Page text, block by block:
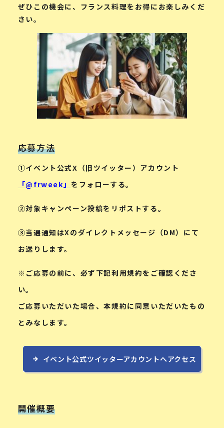
ぜひこの機会に、フランス料理をお得にお楽しみくだ
さい。
応募方法
①イベント公式X（旧ツイッター）アカウント
「@frweek」をフォローする。
②対象キャンペーン投稿をリポストする。
③当選通知はXのダイレクトメッセージ（DM）にて
お送りします。
※ご応募の前に、必ず下記利用規約をご確認くださ
い。
ご応募いただいた場合、本規約に同意いただいたもの
とみなします。
イベント公式ツイッターアカウントへアクセス
開催概要